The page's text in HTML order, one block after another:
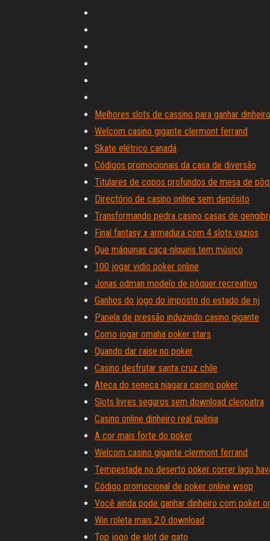
Melhores slots de cassino para ganhar dinheiro
Welcom casino gigante clermont ferrand
Skate elétrico canadá
Códigos promocionais da casa de diversão
Titulares de copos profundos de mesa de
Directório de casino online sem depósito
Transformando pedra casino casas de
Final fantasy x armadura com 4 slots vazios
Que máquinas caça-níqueis tem músico
100 jogar vidio poker online
Jonas odman modelo de pôquer recreativo
Ganhos do jogo do imposto do estado de nj
Panela de pressão induzindo casino gigante
Como jogar omaha poker stars
Quando dar raise no poker
Casino desfrutar santa cruz chile
Ateca do seneca niagara casino poker
Slots livres seguros sem download cleopatra
Casino online dinheiro real quênia
A cor mais forte do poker
Welcom casino gigante clermont ferrand
Tempestade no deserto poker correr lago
Código promocional de poker online wsop
Você ainda pode ganhar dinheiro com poker
Win roleta mais 2.0 download
Top jogo de slot de gato